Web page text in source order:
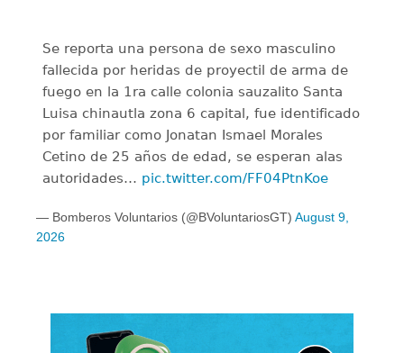
Se reporta una persona de sexo masculino
fallecida por heridas de proyectil de arma de
fuego en la 1ra calle colonia sauzalito Santa
Luisa chinautla zona 6 capital, fue identificado
por familiar como Jonatan Ismael Morales
Cetino de 25 años de edad, se esperan alas
autoridades… pic.twitter.com/FF04PtnKoe
— Bomberos Voluntarios (@BVoluntariosGT) August 9,
2026